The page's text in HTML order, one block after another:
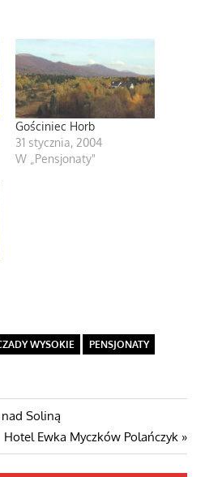
Gościniec Horb
31 stycznia, 2004
W „Pensjonaty"
WYSOKIE
PENSJONATY
Soliną
Następny
wpis
Hotel Ewka Myczków Polańczyk